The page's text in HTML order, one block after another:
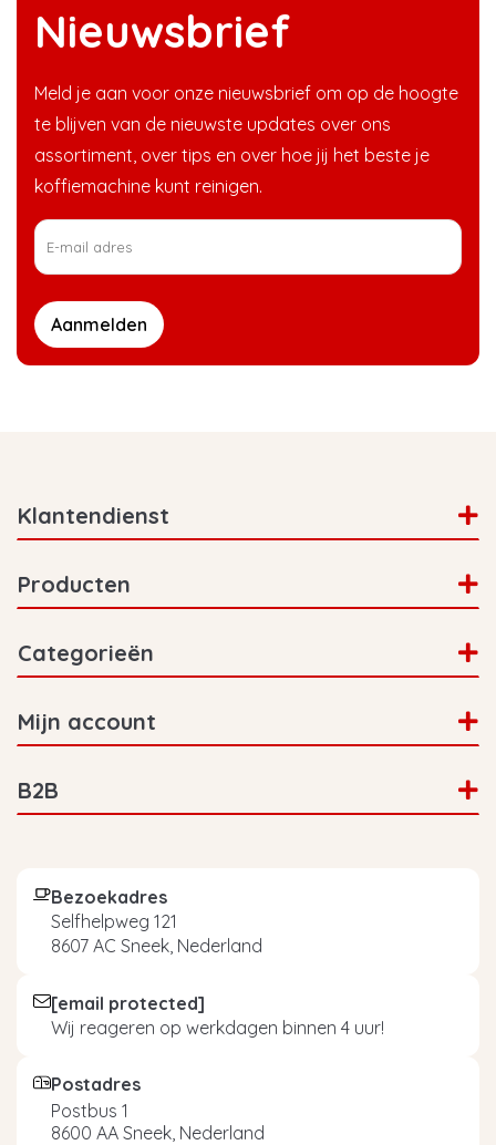
Nieuwsbrief
Meld je aan voor onze nieuwsbrief om op de hoogte
te blijven van de nieuwste updates over ons
assortiment, over tips en over hoe jij het beste je
koffiemachine kunt reinigen.
Aanmelden
Klantendienst
Producten
Categorieën
Mijn account
B2B
Bezoekadres
Selfhelpweg 121
8607 AC Sneek, Nederland
[email protected]
Wij reageren op werkdagen binnen 4 uur!
Postadres
Postbus 1
8600 AA Sneek, Nederland